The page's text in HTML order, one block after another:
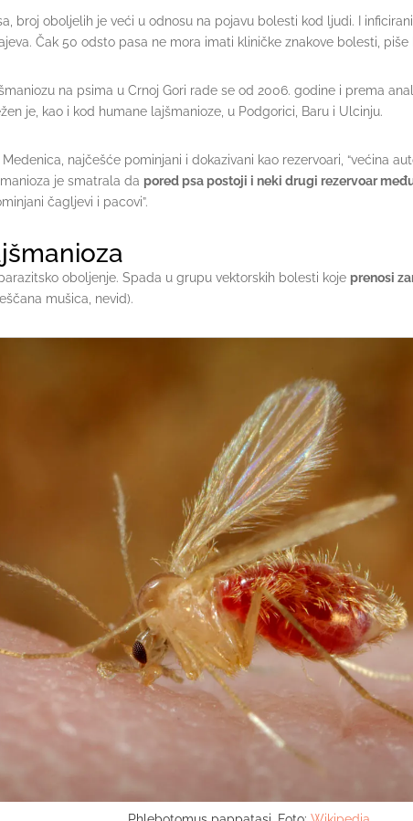
broj oboljelih je veći u odnosu na pojavu bolesti kod ljudi. I
Čak 50 odsto pasa ne mora imati kliničke znakove bolesti, piše
na psima u Crnoj Gori rade se od 2006. godine i prema
je, kao i kod humane lajšmanioze, u Podgorici, Baru i Ulcinju.
Medenica, najčešće pominjani i dokazivani kao rezervoari, “većina
je smatrala da pored psa postoji i neki drugi rezervoar
čagljevi i pacovi”.
parazitsko oboljenje. Spada u grupu vektorskih bolesti koje prenosi
mušica, nevid).